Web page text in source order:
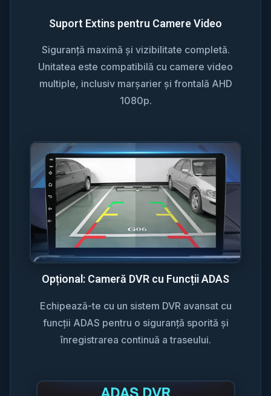
Suport Extins pentru Camere Video
Siguranță maximă și vizibilitate completă.
Unitatea este compatibilă cu camere video
multiple, inclusiv marșarier și frontală AHD
1080p.
Opțional: Cameră DVR cu Funcții ADAS
Echipează-te cu un sistem DVR avansat cu
funcții ADAS pentru o siguranță sporită și
înregistrarea continuă a traseului.